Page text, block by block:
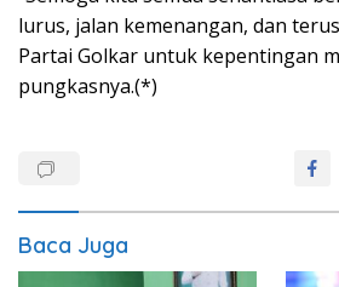
lurus, jalan kemenangan, dan
Partai Golkar untuk kepentingan
pungkasnya.(*)
Baca Juga